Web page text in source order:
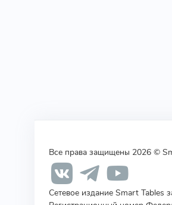
Все права защищены 2026 ©
Сетевое издание Smart Tables